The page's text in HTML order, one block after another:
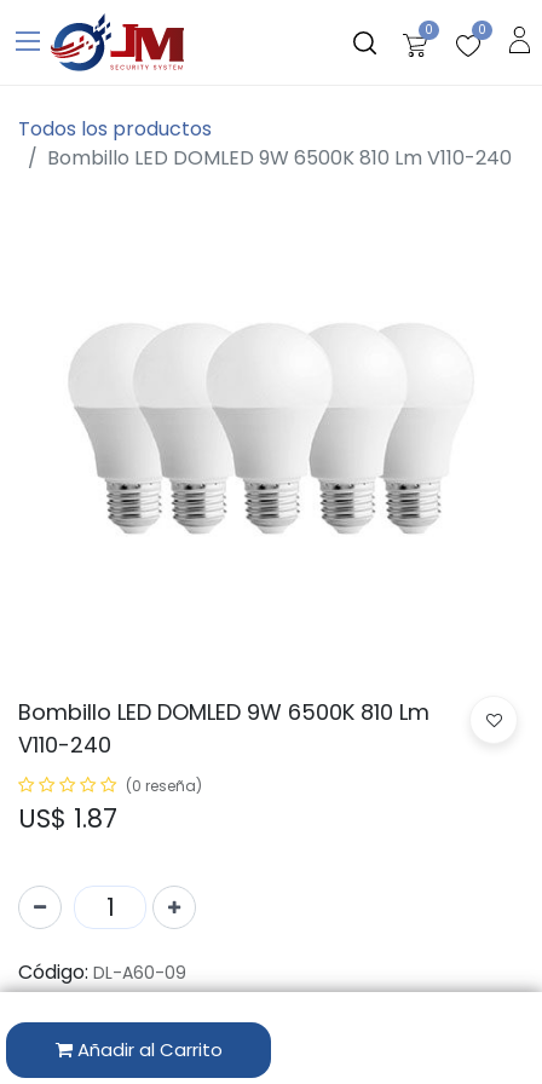
0 0
Todos los productos
Bombillo LED DOMLED 9W 6500K 810 Lm V110-240
Bombillo LED DOMLED 9W 6500K 810 Lm
V110-240
(0 reseña)
US$ 1.87
Añadir al Carrito
Código: DL-A60-09
Marca:DOMLED
Disponibilidad por Almacén